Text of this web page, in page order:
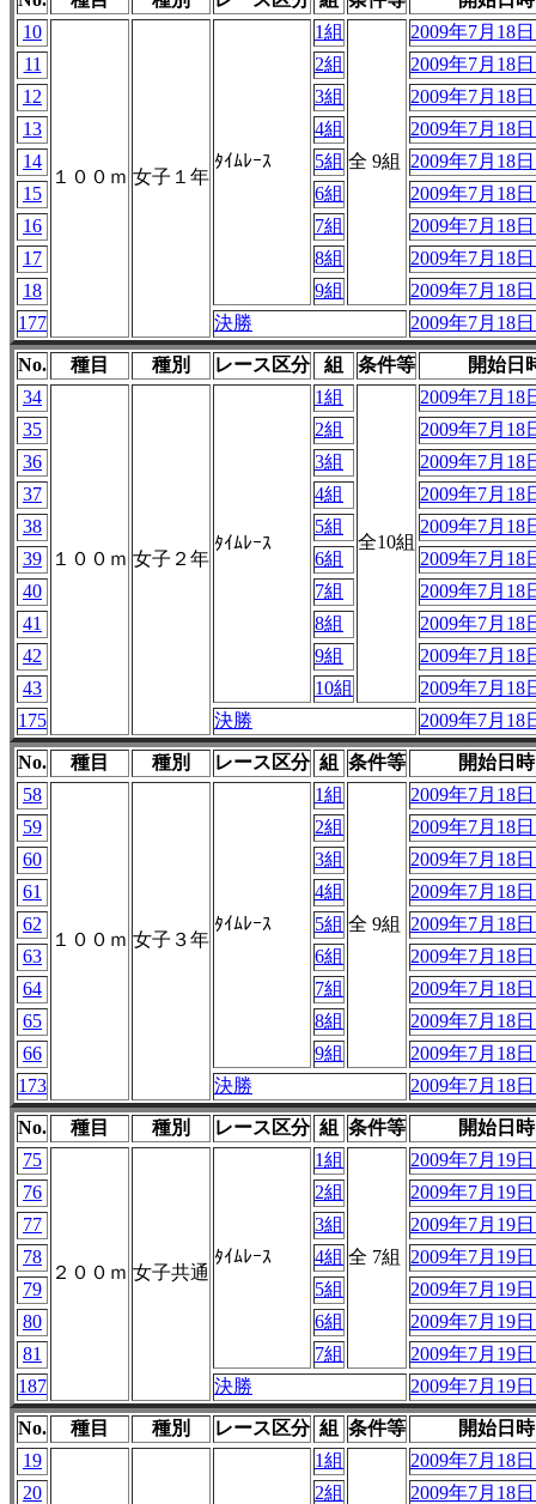
10
１００ｍ 女子１年
ﾀｲﾑﾚｰｽ
1組
全 9組
2009年7月18
11
2組
2009年7月18
12
3組
2009年7月18
13
4組
2009年7月18
14
5組
2009年7月18
15
6組
2009年7月18
16
7組
2009年7月18
17
8組
2009年7月18
18
9組
2009年7月18
177
決勝 2009年7月18
No. 種目 種別 レース区分 組 条件等
開始日
34
１００ｍ 女子２年
ﾀｲﾑﾚｰｽ
1組
全10組
2009年7月18
35
2組
2009年7月18
36
3組
2009年7月18
37
4組
2009年7月18
38
5組
2009年7月18
39
6組
2009年7月18
40
7組
2009年7月18
41
8組
2009年7月18
42
9組
2009年7月18
43
10組
2009年7月18
175
決勝 2009年7月18
No. 種目 種別 レース区分 組 条件等
開始日時
58
１００ｍ 女子３年
ﾀｲﾑﾚｰｽ
1組
全 9組
2009年7月18
59
2組
2009年7月18
60
3組
2009年7月18
61
4組
2009年7月18
62
5組
2009年7月18
63
6組
2009年7月18
64
7組
2009年7月18
65
8組
2009年7月18
66
9組
2009年7月18
173
決勝 2009年7月18
No. 種目 種別 レース区分 組 条件等
開始日時
75
２００ｍ 女子共通
ﾀｲﾑﾚｰｽ
1組
全 7組
2009年7月19
76
2組
2009年7月19
77
3組
2009年7月19
78
4組
2009年7月19
79
5組
2009年7月19
80
6組
2009年7月19
81
7組
2009年7月19
187
決勝 2009年7月19
No. 種目 種別 レース区分 組 条件等
開始日時
19
1組
2009年7月18
20
2組
2009年7月18